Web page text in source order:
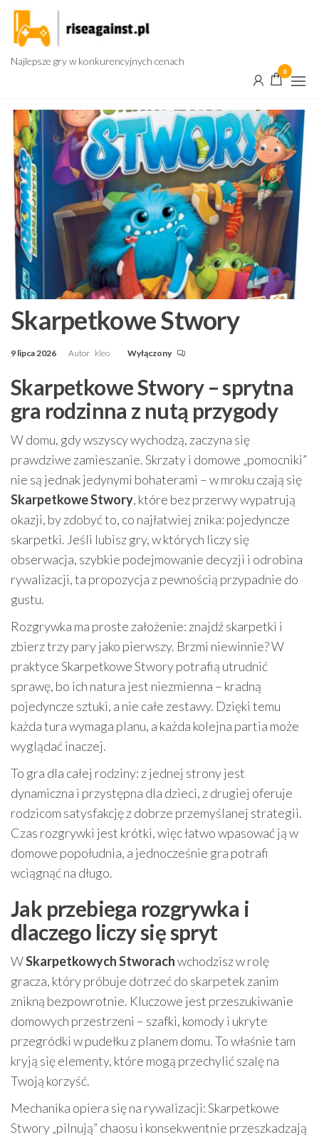
Przejdź
treści
Najlepsze gry w konkurencyjnych cenach
0
Skarpetkowe Stwory
9 lipca 2026 Autor kleo Wyłączony
Skarpetkowe Stwory – sprytna
gra rodzinna z nutą przygody
W domu, gdy wszyscy wychodzą, zaczyna się
prawdziwe zamieszanie. Skrzaty i domowe „pomocniki”
nie są jednak jedynymi bohaterami – w mroku czają się
Skarpetkowe Stwory, które bez przerwy wypatrują
okazji, by zdobyć to, co najłatwiej znika: pojedyncze
skarpetki. Jeśli lubisz gry, w których liczy się
obserwacja, szybkie podejmowanie decyzji i odrobina
rywalizacji, ta propozycja z pewnością przypadnie do
gustu.
Rozgrywka ma proste założenie: znajdź skarpetki i
zbierz trzy pary jako pierwszy. Brzmi niewinnie? W
praktyce Skarpetkowe Stwory potrafią utrudnić
sprawę, bo ich natura jest niezmienna – kradną
pojedyncze sztuki, a nie całe zestawy. Dzięki temu
każda tura wymaga planu, a każda kolejna partia może
wyglądać inaczej.
To gra dla całej rodziny: z jednej strony jest
dynamiczna i przystępna dla dzieci, z drugiej oferuje
rodzicom satysfakcję z dobrze przemyślanej strategii.
Czas rozgrywki jest krótki, więc łatwo wpasować ją w
domowe popołudnia, a jednocześnie gra potrafi
wciągnąć na długo.
Jak przebiega rozgrywka i
dlaczego liczy się spryt
WSkarpetkowych Stworachwchodzisz w rolę
gracza, który próbuje dotrzeć do skarpetek zanim
znikną bezpowrotnie. Kluczowe jest przeszukiwanie
domowych przestrzeni – szafki, komody i ukryte
przegródki w pudełku z planem domu. To właśnie tam
kryją się elementy, które mogą przechylić szalę na
Twoją korzyść.
Mechanika opiera się na rywalizacji: Skarpetkowe
Stwory „pilnują” chaosu i konsekwentnie przeszkadzają